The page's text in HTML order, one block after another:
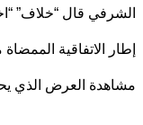
قال “خلاف”
الاتفاقية الممضاة
العرض الذي يحمل